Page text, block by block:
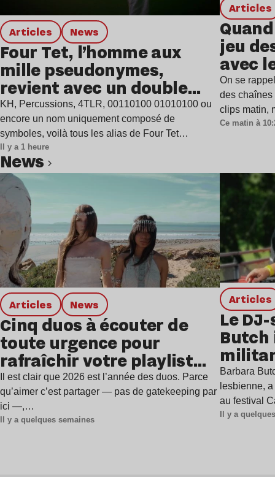
Articles news
Four Tet, l’homme aux
mille pseudonymes,
revient avec un double
single
KH, Percussions, 4TLR, 00110100 01010100 ou
encore un nom uniquement composé de
symboles, voilà tous les alias de Four Tet…
Il y a 1 heure
Articles
jeu
avec
On se
des
clips matin,
Ce matin à
news
Articles news
Cinq duos à écouter de
toute urgence pour
rafraîchir votre playlist
estivale
Il est clair que 2026 est l’année des duos. Parce
qu’aimer c’est partager — pas de gatekeeping par
ici —,…
Il y a quelques semaines
Articles
Le
Butch
à
Barbara
lesbienne,
au festival
Il y a
Lire l’article